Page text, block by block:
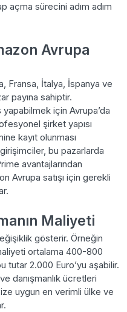
açma sürecini adım adım
Avrupa
Fransa, İtalya, İspanya ve
payına sahiptir.
için Avrupa’da
şirket yapısı
kayıt olunması
bu pazarlarda
avantajlarından
Avrupa satışı için gerekli
Maliyeti
gösterir. Örneğin
ortalama 400-800
tutar 2.000 Euro’yu aşabilir.
danışmanlık ücretleri
uygun en verimli ülke ve